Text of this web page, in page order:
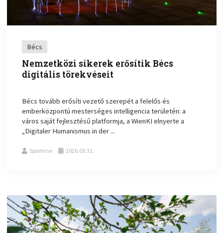
Bécs
Nemzetközi sikerek erősítik Bécs
digitális törekvéseit
Bécs tovább erősíti vezető szerepét a felelős és
emberközpontú mesterséges intelligencia területén: a
város saját fejlesztésű platformja, a WienKI elnyerte a
„Digitaler Humanismus in der ...
Sportime 2026.03.31.